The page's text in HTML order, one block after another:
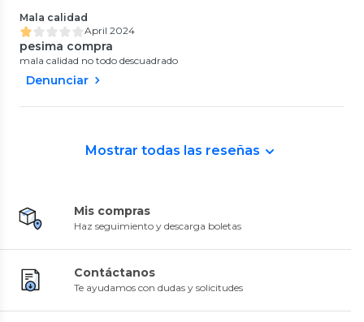
Mala calidad
April 2024
pesima compra
mala calidad no todo descuadrado
Denunciar
Mostrar todas las reseñas
Mis compras
Haz seguimiento y descarga boletas
Contáctanos
Te ayudamos con dudas y solicitudes